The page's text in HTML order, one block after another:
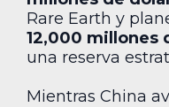
Rare Earth y
12,000 millones
una reserva
Mientras China